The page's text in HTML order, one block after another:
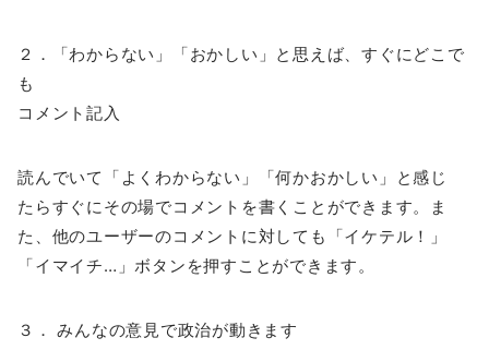
２．「わからない」「おかしい」と思えば、すぐにどこで
も
コメント記入
読んでいて「よくわからない」「何かおかしい」と感じ
たらすぐにその場でコメントを書くことができます。ま
た、他のユーザーのコメントに対しても「イケテル！」
「イマイチ…」ボタンを押すことができます。
３． みんなの意見で政治が動きます